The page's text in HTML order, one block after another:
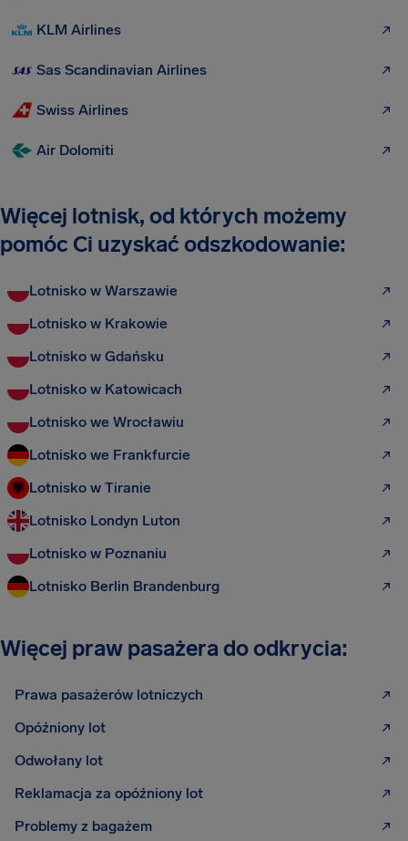
KLM Airlines
Sas Scandinavian Airlines
Swiss Airlines
Air Dolomiti
Więcej lotnisk, od których możemy
pomóc Ci uzyskać odszkodowanie:
Lotnisko w Warszawie
Lotnisko w Krakowie
Lotnisko w Gdańsku
Lotnisko w Katowicach
Lotnisko we Wrocławiu
Lotnisko we Frankfurcie
Lotnisko w Tiranie
Lotnisko Londyn Luton
Lotnisko w Poznaniu
Lotnisko Berlin Brandenburg
Więcej praw pasażera do odkrycia:
Prawa pasażerów lotniczych
Opóźniony lot
Odwołany lot
Reklamacja za opóźniony lot
Problemy z bagażem